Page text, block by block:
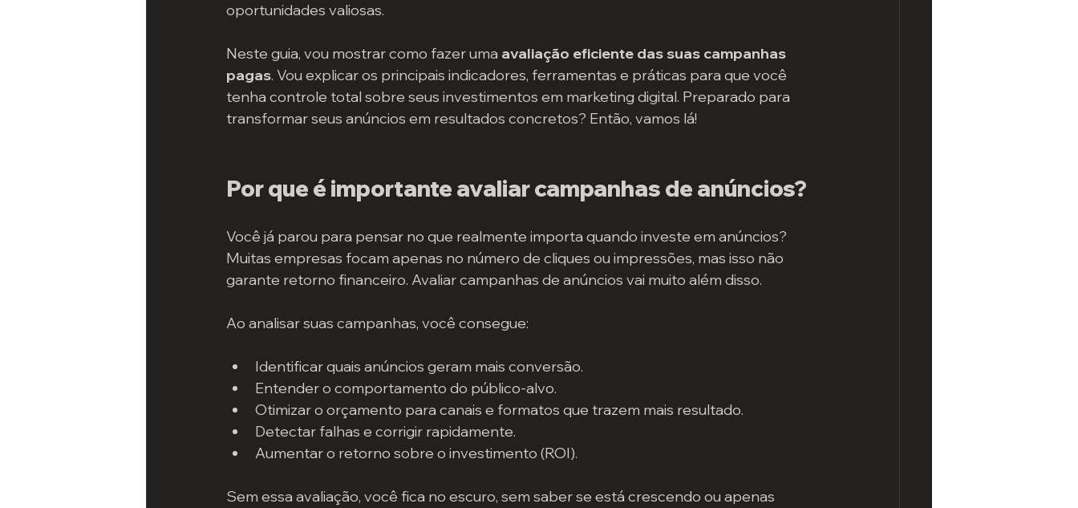
oportunidades valiosas.
Neste guia, vou mostrar como fazer uma avaliação eficiente das suas campanhas
pagas. Vou explicar os principais indicadores, ferramentas e práticas para que você
tenha controle total sobre seus investimentos em marketing digital. Preparado para
transformar seus anúncios em resultados concretos? Então, vamos lá!
Por que é importante avaliar campanhas de anúncios?
Você já parou para pensar no que realmente importa quando investe em anúncios?
Muitas empresas focam apenas no número de cliques ou impressões, mas isso não
garante retorno financeiro. Avaliar campanhas de anúncios vai muito além disso.
Ao analisar suas campanhas, você consegue:
Identificar quais anúncios geram mais conversão.
Entender o comportamento do público-alvo.
Otimizar o orçamento para canais e formatos que trazem mais resultado.
Detectar falhas e corrigir rapidamente.
Aumentar o retorno sobre o investimento (ROI).
Sem essa avaliação, você fica no escuro, sem saber se está crescendo ou apenas